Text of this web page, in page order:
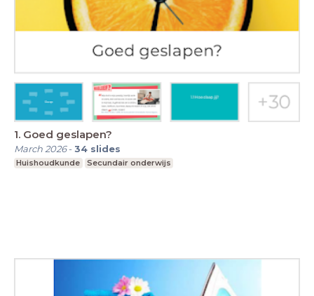
1. Goed geslapen?
March 2026-34 slides
Huishoudkunde Secundair onderwijs